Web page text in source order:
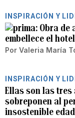
INSPIRACIÓN Y
Obra de
embellece el
Por Valeria María
INSPIRACIÓN Y
Ellas son las tres
sobreponen al
insostenible